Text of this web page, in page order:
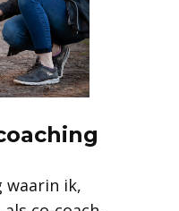
waarin ik,